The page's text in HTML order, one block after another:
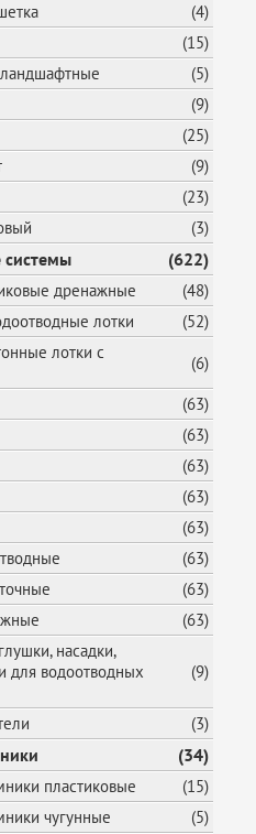
(4)
(15)
(5)
(9)
(25)
(9)
(23)
(3)
системы (622)
дренажные
(48)
лотки
(52)
лотки с
(6)
(63)
(63)
(63)
(63)
(63)
(63)
(63)
(63)
насадки,
для водоотводных
(9)
(3)
(34)
пластиковые
(15)
чугунные
(5)